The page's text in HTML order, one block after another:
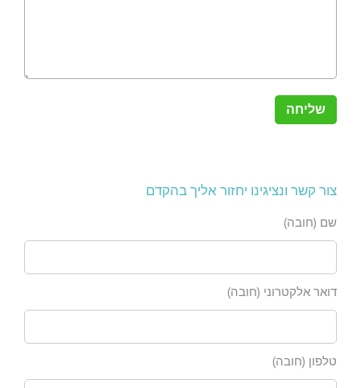
צור קשר ונציגינו יחזור אליך בהקדם
שם (חובה)
דואר אלקטרוני (חובה)
טלפון (חובה)